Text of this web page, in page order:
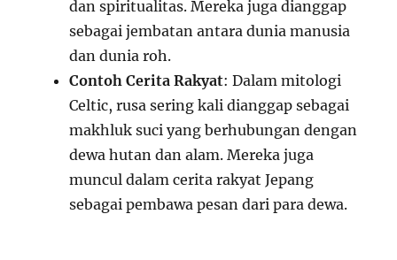
dan spiritualitas. Mereka juga dianggap
sebagai jembatan antara dunia manusia
dan dunia roh.
Contoh Cerita Rakyat: Dalam mitologi
Celtic, rusa sering kali dianggap sebagai
makhluk suci yang berhubungan dengan
dewa hutan dan alam. Mereka juga
muncul dalam cerita rakyat Jepang
sebagai pembawa pesan dari para dewa.